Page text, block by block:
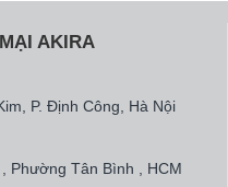
AKIRA
P. Định Công, Hà Nội
Phường Tân Bình , HCM